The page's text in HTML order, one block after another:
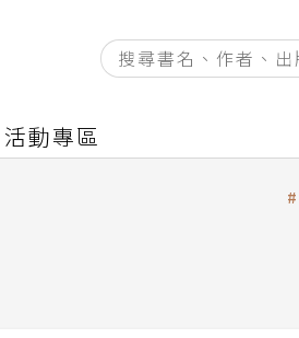
活動專區